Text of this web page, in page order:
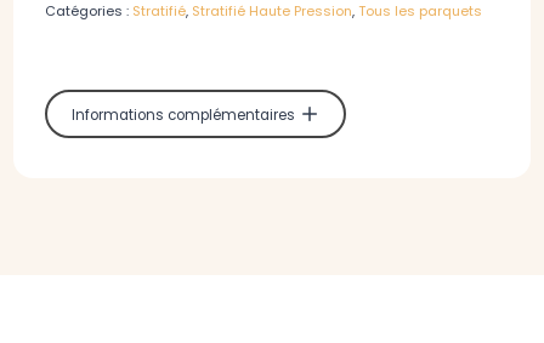
Catégories : Stratifié, Stratifié Haute Pression,Tous les parquets
Informations complémentaires